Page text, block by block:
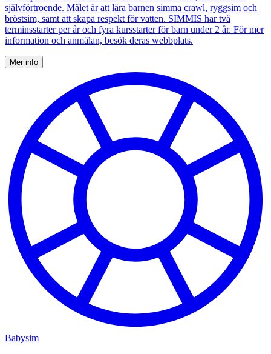
självförtroende. Målet är att lära barnen simma crawl, ryggsim och
bröstsim, samt att skapa respekt för vatten. SIMMIS har två
terminsstarter per år och fyra kursstarter för barn under 2 år. För mer
information och anmälan, besök deras webbplats.
Mer info
Babysim